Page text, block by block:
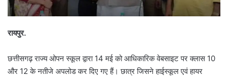
रायपुर.
छत्तीसगढ़ राज्य ओपन स्कूल द्वारा 14 मई को आधिकारिक वेबसाइट पर क्लास 10
और 12 के नतीजे अपलोड कर दिए गए हैं। छात्र जिसने हाईस्कूल एवं हायर